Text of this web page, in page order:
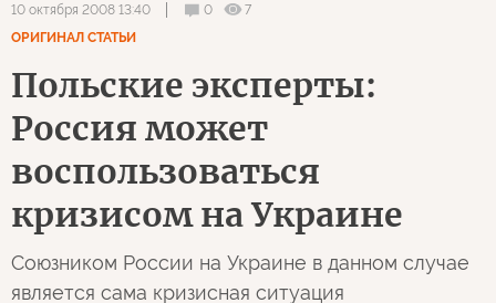
10 октября 2008 13:40 0
7
ОРИГИНАЛ СТАТЬИ
Польские эксперты:
Россия может
воспользоваться
кризисом на Украине
Союзником России на Украине в данном случае
является сама кризисная ситуация